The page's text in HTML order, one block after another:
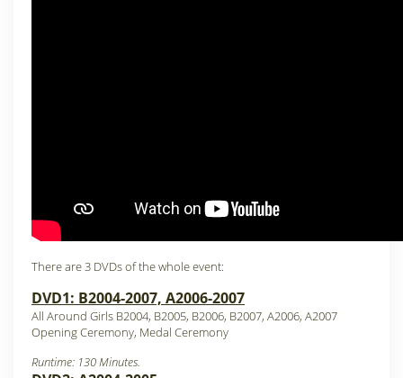
There are 3 DVDs of the whole event:
DVD1: B2004-2007, A2006-2007
All Around Girls B2004, B2005, B2006, B2007, A2006, A2007
Opening Ceremony, Medal Ceremony
Runtime: 130 Minutes.